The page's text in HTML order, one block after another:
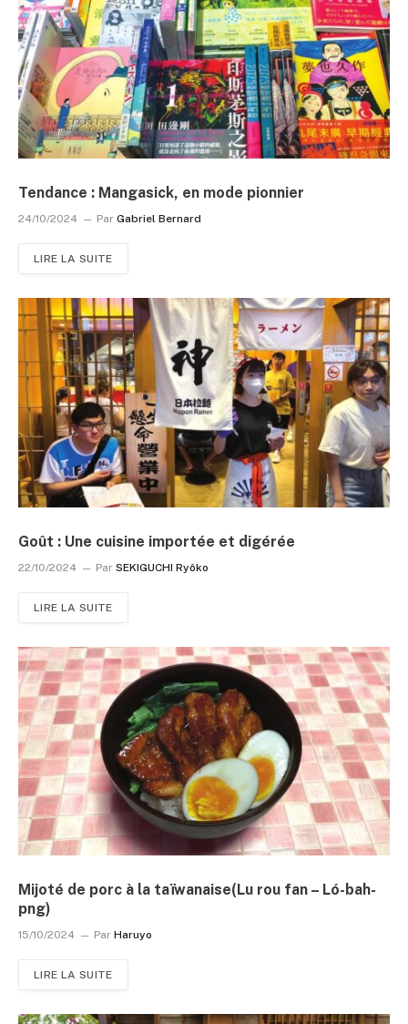
Tendance : Mangasick, en mode pionnier
24/10/2024 Par Gabriel Bernard
LIRE LA SUITE
Goût : Une cuisine importée et digérée
22/10/2024 Par SEKIGUCHI Ryôko
LIRE LA SUITE
Mijoté de porc à la taïwanaise(Lu rou fan – Ló-bah-
png)
15/10/2024 Par Haruyo
LIRE LA SUITE